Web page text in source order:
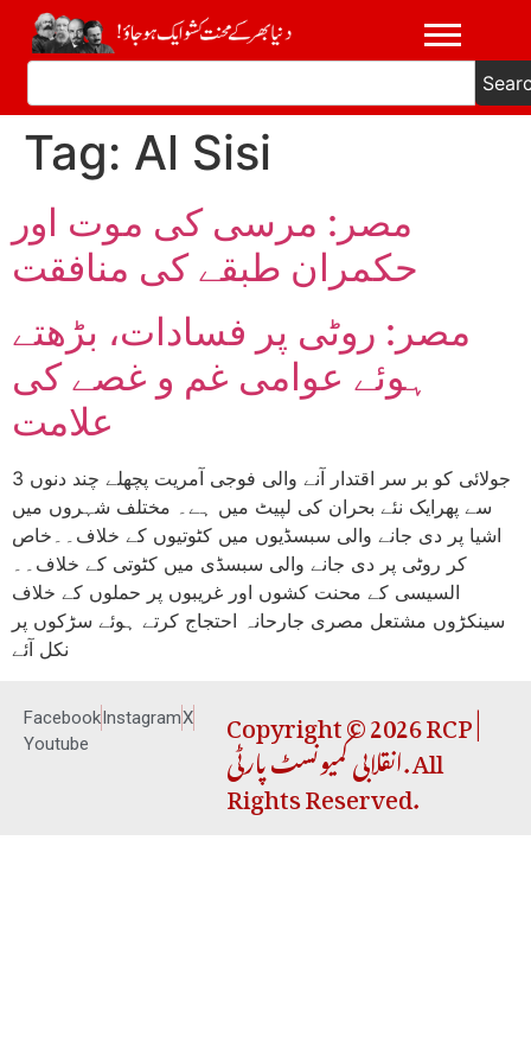
Tag: Al Sisi
مصر: مرسی کی موت اور
حکمران طبقے کی منافقت
مصر: روٹی پر فسادات، بڑھتے
ہوئے عوامی غم و غصے کی
علامت
3 جولائی کو بر سر اقتدار آنے والی فوجی آمریت پچھلے چند دنوں
سے پھرایک نئے بحران کی لپیٹ میں ہے۔ مختلف شہروں میں
اشیا پر دی جانے والی سبسڈیوں میں کٹوتیوں کے خلاف۔۔خاص
کر روٹی پر دی جانے والی سبسڈی میں کٹوتی کے خلاف۔۔
السیسی کے محنت کشوں اور غریبوں پر حملوں کے خلاف
سینکڑوں مشتعل مصری جارحانہ احتجاج کرتے ہوئے سڑکوں پر
نکل آئے
FacebookInstagramX
Youtube
Copyright © 2026 RCP |
انقلابی کمیونسٹ پارٹی. All
Rights Reserved.